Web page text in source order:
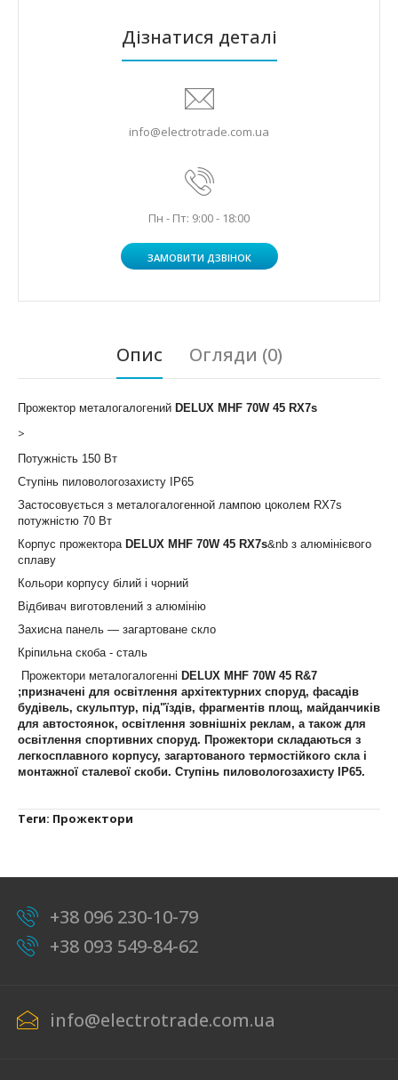
Дізнатися деталі
info@electrotrade.com.ua
Пн - Пт: 9:00 - 18:00
ЗАМОВИТИ ДЗВІНОК
Опис Огляди (0)
Прожектор металогалогений DELUX MHF 70W 45 RX7s
>
Потужність 150 Вт
Ступінь пиловологозахисту IP65
Застосовується з металогалогенной лампою цоколем RX7s
потужністю 70 Вт
Корпус прожектора DELUX MHF 70W 45 RX7s&nb з алюмінієвого
сплаву
Кольори корпусу білий і чорний
Відбивач виготовлений з алюмінію
Захисна панель — загартоване скло
Кріпильна скоба - сталь
Прожектори металогалогенні DELUX MHF 70W 45 R&7
;призначені для освітлення архітектурних споруд, фасадів
будівель, скульптур, під"їздів, фрагментів площ, майданчиків
для автостоянок, освітлення зовнішніх реклам, а також для
освітлення спортивних споруд. Прожектори складаються з
легкосплавного корпусу, загартованого термостійкого скла і
монтажної сталевої скоби. Ступінь пиловологозахисту IP65.
Теги: Прожектори
+38 096 230-10-79
+38 093 549-84-62
info@electrotrade.com.ua